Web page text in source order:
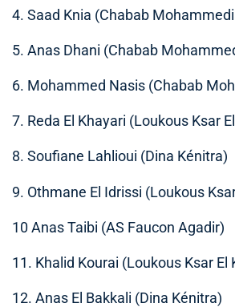
4. Saad Knia (Chabab
5. Anas Dhani (Chabab
6. Mohammed Nasis (Chabab
7. Reda El Khayari (Loukous Ksar
8. Soufiane Lahlioui (Dina Kénitra)
9. Othmane El Idrissi (Loukous
10 Anas Taibi (AS Faucon Agadir)
11. Khalid Kourai (Loukous Ksar El
12. Anas El Bakkali (Dina Kénitra)